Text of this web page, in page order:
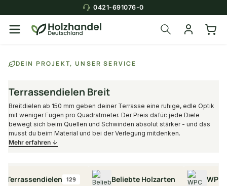
0421-691076-0
Sekunden das
DEIN PROJEKT, UNSER SERVICE
Terrassendielen Breit
Breitdielen ab 150 mm geben deiner Terrasse eine ruhige, edle Optik
mit weniger Fugen pro Quadratmeter. Der Preis dafür: jede Diele
bewegt sich beim Quellen und Schwinden absolut stärker - und das
musst du beim Material und bei der Verlegung mitdenken.
Mehr erfahren ↓
129 Beliebte Holzarten WPC